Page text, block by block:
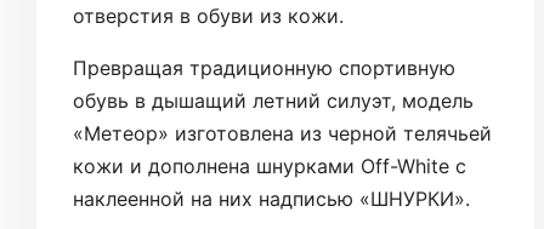
отверстия в обуви из кожи.
Превращая традиционную спортивную
обувь в дышащий летний силуэт, модель
«Метеор» изготовлена ​​из черной телячьей
кожи и дополнена шнурками Off-White с
наклеенной на них надписью «ШНУРКИ».